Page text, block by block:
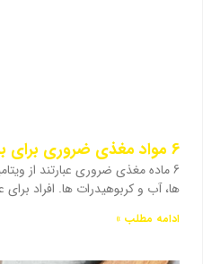
6 مواد مغذی ضروری برای بدن چیست؟
6 ماده مغذی ضروری عبارتند از
ها، آب و کربوهیدرات ها. افراد
ادامه مطلب »